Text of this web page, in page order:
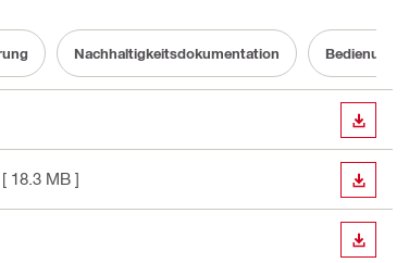
Nachhaltigkeitsdokumentation
[ 18.3 MB ]